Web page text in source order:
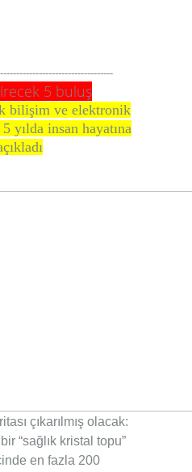
5 buluş
bilişim ve elektronik
yılda insan hayatına
çıkarılmış olacak:
“sağlık kristal topu”
en fazla 200